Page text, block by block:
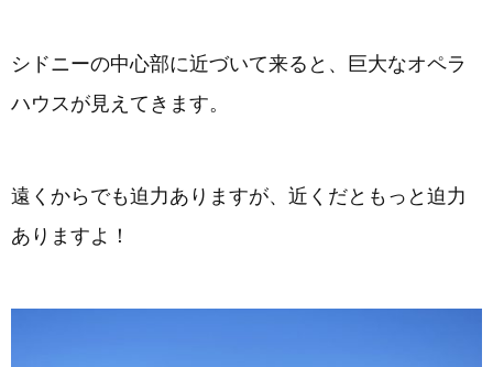
シドニーの中心部に近づいて来ると、巨大なオペラ
ハウスが見えてきます。
遠くからでも迫力ありますが、近くだともっと迫力
ありますよ！